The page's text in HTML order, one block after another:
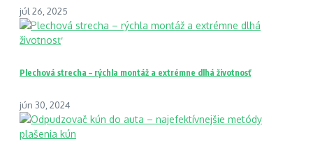
júl 26, 2025
Plechová strecha – rýchla montáž a extrémne dlhá životnosť
jún 30, 2024